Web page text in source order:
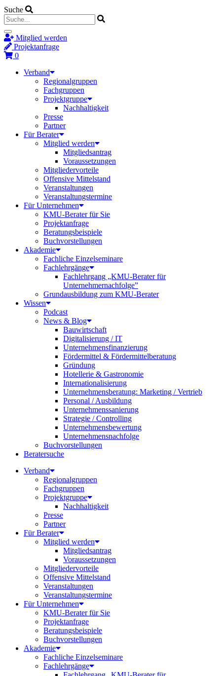
Suche
Mitglied werden
Projektanfrage
0
Verband
Regionalgruppen
Fachgruppen
Projektgruppe
Nachhaltigkeit
Presse
Partner
Für Berater
Mitglied werden
Mitgliedsantrag
Voraussetzungen
Mitgliedervorteile
Offensive Mittelstand
Veranstaltungen
Veranstaltungstermine
Für Unternehmen
KMU-Berater für Sie
Projektanfrage
Beratungsbeispiele
Buchvorstellungen
Akademie
Fachliche Einzelseminare
Fachlehrgänge
Fachlehrgang „KMU-Berater für
Unternehmernachfolge”
Grundausbildung zum KMU-Berater
Wissen
Podcast
News & Blog
Bauwirtschaft
Digitalisierung / IT
Unternehmensfinanzierung
Fördermittel & Fördermittelberatung
Gründung
Hotellerie & Gastronomie
Internationalisierung
Unternehmensberatung: Marketing / Vertrieb
Personal / Ausbildung
Unternehmenssanierung
Strategie / Controlling
Unternehmensbewertung
Unternehmensnachfolge
Buchvorstellungen
Beratersuche
Verband
Regionalgruppen
Fachgruppen
Projektgruppe
Nachhaltigkeit
Presse
Partner
Für Berater
Mitglied werden
Mitgliedsantrag
Voraussetzungen
Mitgliedervorteile
Offensive Mittelstand
Veranstaltungen
Veranstaltungstermine
Für Unternehmen
KMU-Berater für Sie
Projektanfrage
Beratungsbeispiele
Buchvorstellungen
Akademie
Fachliche Einzelseminare
Fachlehrgänge